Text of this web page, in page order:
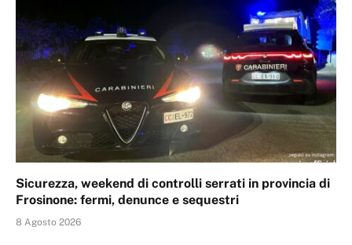
Sicurezza, weekend di controlli serrati in provincia di
Frosinone: fermi, denunce e sequestri
8 Agosto 2026